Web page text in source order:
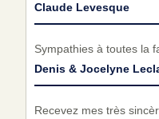
Claude Levesque
Sympathies à toutes la
Denis & Jocelyne
Recevez mes très